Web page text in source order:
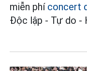
miễn phí concert
Độc lập - Tự do -